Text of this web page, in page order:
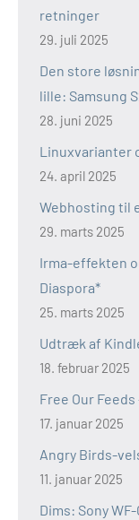
retninger
29. juli 2025
Den store
lille: Samsung
28. juni 2025
Linuxvarianter
24. april 2025
Webhosting til
29. marts 2025
Irma-effekten
Diaspora*
25. marts 2025
Udtræk af
18. februar 2025
Free Our
17. januar 2025
Angry Birds-
11. januar 2025
Dims: Sony